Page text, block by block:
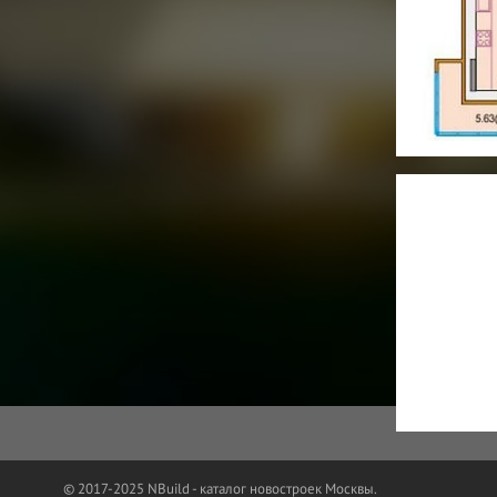
© 2017-2025 NBuild - каталог новостроек Москвы.